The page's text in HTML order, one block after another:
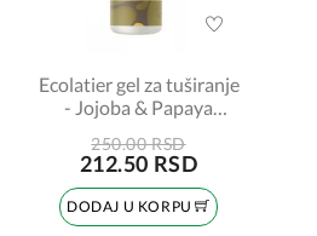
Ecolatier gel za tuširanje
- Jojoba & Papaya
250.00 RSD
212.50 RSD
DODAJ U KORPU